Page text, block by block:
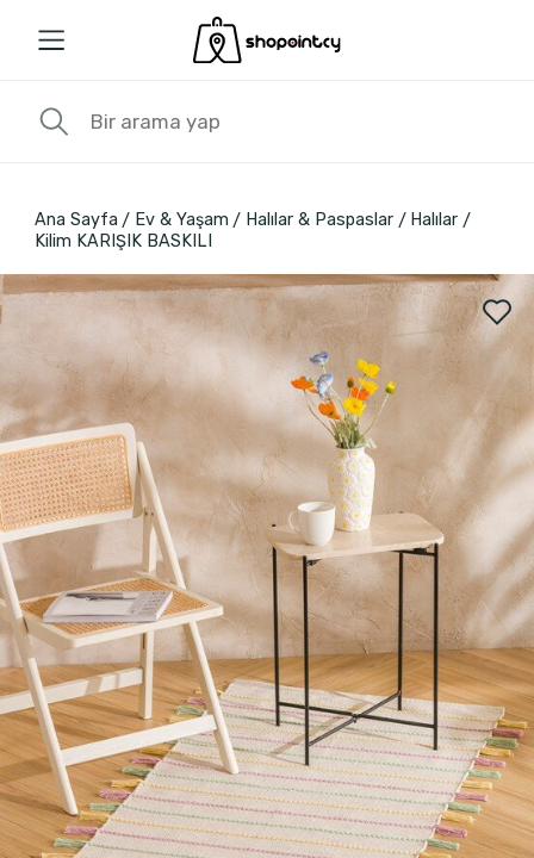
Ana Sayfa Ev & Yaşam Halılar & Paspaslar
Halılar
Kilim KARIŞIK BASKILI